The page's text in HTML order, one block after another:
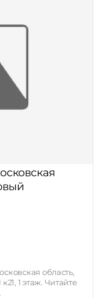
область,
1 этаж. Читайте